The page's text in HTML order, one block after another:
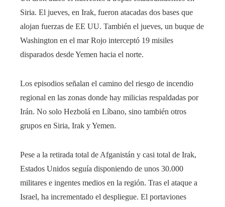
Siria. El jueves, en Irak, fueron atacadas dos bases que
alojan fuerzas de EE UU. También el jueves, un buque de
Washington en el mar Rojo interceptó 19 misiles
disparados desde Yemen hacia el norte.
Los episodios señalan el camino del riesgo de incendio
regional en las zonas donde hay milicias respaldadas por
Irán. No solo Hezbolá en Líbano, sino también otros
grupos en Siria, Irak y Yemen.
Pese a la retirada total de Afganistán y casi total de Irak,
Estados Unidos seguía disponiendo de unos 30.000
militares e ingentes medios en la región. Tras el ataque a
Israel, ha incrementado el despliegue. El portaviones